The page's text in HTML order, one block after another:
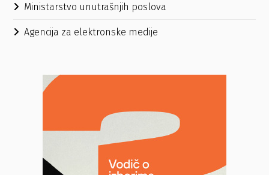
Ministarstvo unutrašnjih poslova
Agencija za elektronske medije